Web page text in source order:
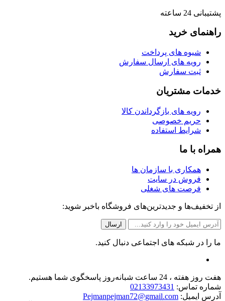
پشتیبانی 24 ساعته
راهنمای خرید
شیوه های پرداخت
رویه های ارسال سفارش
ثبت سفارش
خدمات مشتریان
رویه های بازگرداندن کالا
حریم خصوصی
شرایط استفاده
همراه با ما
همکاری با سازمان ها
فروش در سایت
فرصت های شغلی
از تخفیف‌ها و جدیدترین‌های فروشگاه باخبر شوید:
ما را در شبکه های اجتماعی دنبال کنید.
هفت روز هفته ، 24 ساعت شبانه‌روز پاسخگوی شما هستیم.
شماره تماس: 02133973431
آدرس ایمیل: Pejmanpejman72@gmail.com